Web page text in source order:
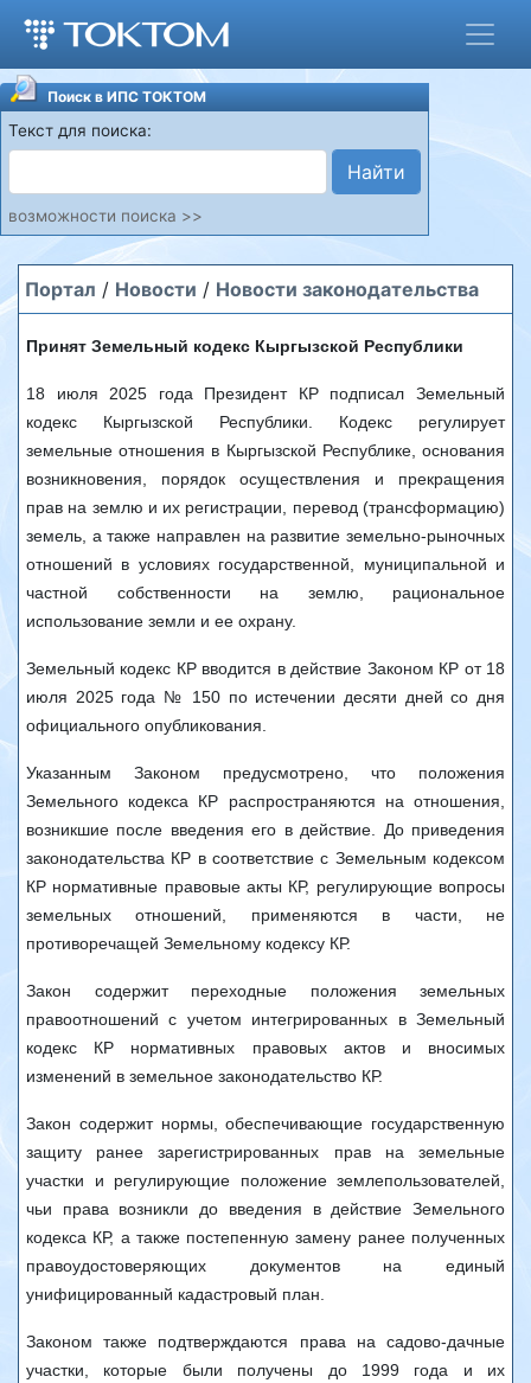
Поиск в ИПС ТОКТОМ
Текст для поиска:
Найти
возможности поиска >>
Портал / Новости / Новости законодательства
Принят Земельный кодекс Кыргызской Республики
18 июля 2025 года Президент КР подписал Земельный
кодекс Кыргызской Республики. Кодекс регулирует
земельные отношения в Кыргызской Республике, основания
возникновения, порядок осуществления и прекращения
прав на землю и их регистрации, перевод (трансформацию)
земель, а также направлен на развитие земельно-рыночных
отношений в условиях государственной, муниципальной и
частной собственности на землю, рациональное
использование земли и ее охрану.
Земельный кодекс КР вводится в действие Законом КР от 18
июля 2025 года № 150 по истечении десяти дней со дня
официального опубликования.
Указанным Законом предусмотрено, что положения
Земельного кодекса КР распространяются на отношения,
возникшие после введения его в действие. До приведения
законодательства КР в соответствие с Земельным кодексом
КР нормативные правовые акты КР, регулирующие вопросы
земельных отношений, применяются в части, не
противоречащей Земельному кодексу КР.
Закон содержит переходные положения земельных
правоотношений с учетом интегрированных в Земельный
кодекс КР нормативных правовых актов и вносимых
изменений в земельное законодательство КР.
Закон содержит нормы, обеспечивающие государственную
защиту ранее зарегистрированных прав на земельные
участки и регулирующие положение землепользователей,
чьи права возникли до введения в действие Земельного
кодекса КР, а также постепенную замену ранее полученных
правоудостоверяющих документов на единый
унифицированный кадастровый план.
Законом также подтверждаются права на садово-дачные
участки, которые были получены до 1999 года и их